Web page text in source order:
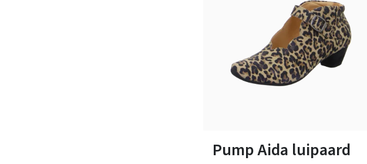
Pump Aida luipaard